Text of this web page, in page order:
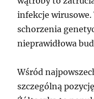
infekcje wirusowe.
schorzenia
nieprawidłowa
Wśród
szczególną